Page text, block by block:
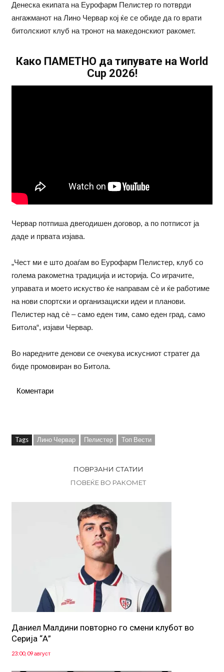
Денеска екипата на Еурофарм Пелистер го потврди
ангажманот на Лино Червар кој ќе се обиде да го врати
битолскиот клуб на тронот на македонскиот ракомет.
Како ПАМЕТНО да типувате на World
Cup 2026!
Червар потпиша двегодишен договор, а по потписот ја
даде и првата изјава.
„Чест ми е што доаѓам во Еурофарм Пелистер, клуб со
голема ракометна традиција и историја. Со играчите,
управата и моето искуство ќе направам сè и ќе работиме
на нови спортски и организациски идеи и планови.
Пелистер над сè – само еден тим, само еден град, само
Битола“, изјави Червар.
Во наредните денови се очекува искусниот стратег да
биде промовиран во Битола.
Коментари
Tags Лино Червар Пелистер Топ Вести
ПОВРЗАНИ СТАТИИ
ПОВЕЌЕ ВО РАКОМЕТ
Даниел Малдини повторно го смени клубот во
Серија “А”
23:00, 09 август